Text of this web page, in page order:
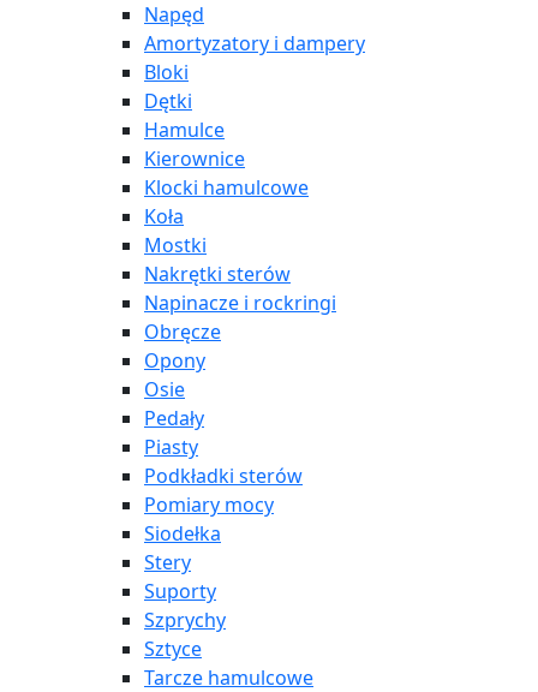
Napęd
Amortyzatory i dampery
Bloki
Dętki
Hamulce
Kierownice
Klocki hamulcowe
Koła
Mostki
Nakrętki sterów
Napinacze i rockringi
Obręcze
Opony
Osie
Pedały
Piasty
Podkładki sterów
Pomiary mocy
Siodełka
Stery
Suporty
Szprychy
Sztyce
Tarcze hamulcowe